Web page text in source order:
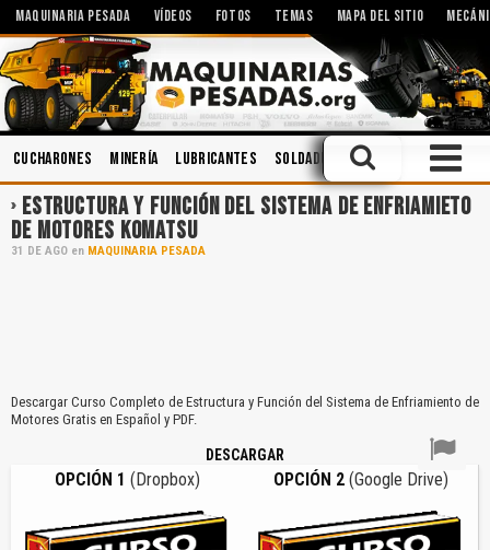
MAQUINARIA PESADA VÍDEOS FOTOS TEMAS MAPA DEL SITIO
Cucharones Minería Lubricantes Soldadura Implementos
ESTRUCTURA Y FUNCIÓN DEL SISTEMA DE ENFRIAMIETO
DE MOTORES KOMATSU
31 DE AGO en MAQUINARIA PESADA
Descargar Curso Completo de Estructura y Función del Sistema de Enfriamiento de
Motores Gratis en Español y PDF.
DESCARGAR
OPCIÓN 1 (Dropbox) OPCIÓN 2 (Google Drive)